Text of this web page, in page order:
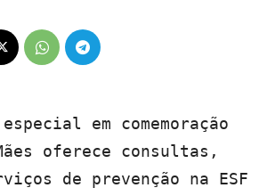
em comemoração
oferece consultas,
de prevenção na ESF